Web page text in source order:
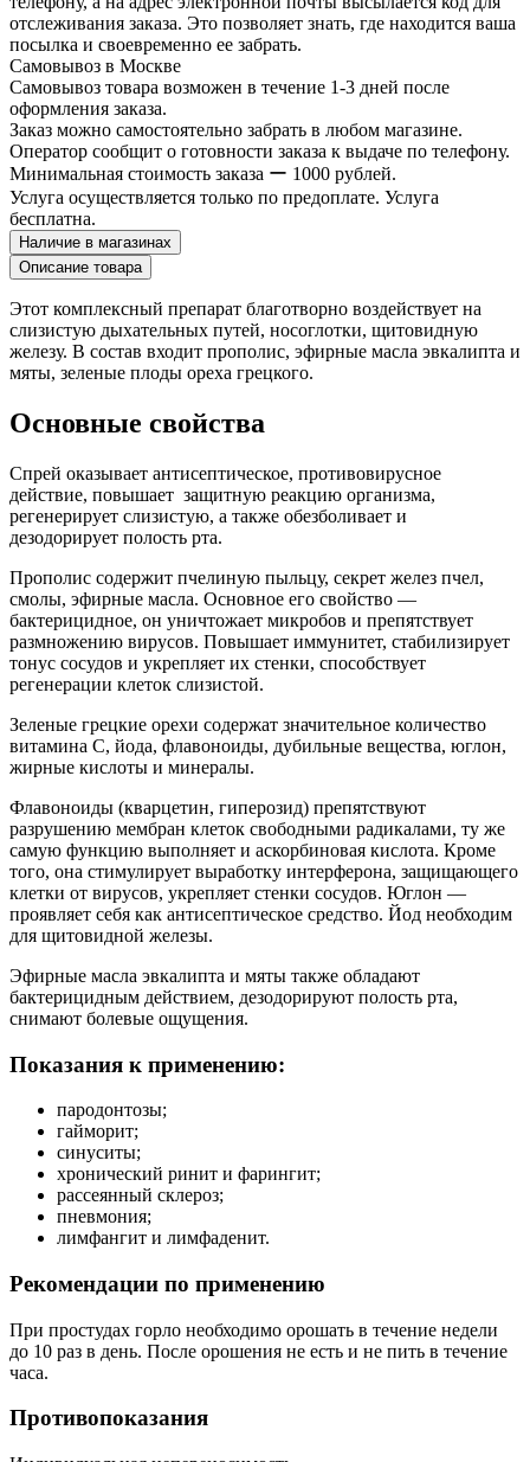
отслеживания заказа. Это позволяет знать, где находится ваша
посылка и своевременно ее забрать.
Самовывоз в Москве
Самовывоз товара возможен в течение 1-3 дней после
оформления заказа.
Заказ можно самостоятельно забрать в любом магазине.
Оператор сообщит о готовности заказа к выдаче по телефону.
Минимальная стоимость заказа ー 1000 рублей.
Услуга осуществляется только по предоплате. Услуга
бесплатна.
Наличие в магазинах
Описание товара
Этот комплексный препарат благотворно воздействует на
слизистую дыхательных путей, носоглотки, щитовидную
железу. В состав входит прополис, эфирные масла эвкалипта и
мяты, зеленые плоды ореха грецкого.
Основные свойства
Спрей оказывает антисептическое, противовирусное
действие, повышает защитную реакцию организма,
регенерирует слизистую, а также обезболивает и
дезодорирует полость рта.
Прополис содержит пчелиную пыльцу, секрет желез пчел,
смолы, эфирные масла. Основное его свойство —
бактерицидное, он уничтожает микробов и препятствует
размножению вирусов. Повышает иммунитет, стабилизирует
тонус сосудов и укрепляет их стенки, способствует
регенерации клеток слизистой.
Зеленые грецкие орехи содержат значительное количество
витамина С, йода, флавоноиды, дубильные вещества, юглон,
жирные кислоты и минералы.
Флавоноиды (кварцетин, гиперозид) препятствуют
разрушению мембран клеток свободными радикалами, ту же
самую функцию выполняет и аскорбиновая кислота. Кроме
того, она стимулирует выработку интерферона, защищающего
клетки от вирусов, укрепляет стенки сосудов. Юглон —
проявляет себя как антисептическое средство. Йод необходим
для щитовидной железы.
Эфирные масла эвкалипта и мяты также обладают
бактерицидным действием, дезодорируют полость рта,
снимают болевые ощущения.
Показания к применению:
пародонтозы;
гайморит;
синуситы;
хронический ринит и фарингит;
рассеянный склероз;
пневмония;
лимфангит и лимфаденит.
Рекомендации по применению
При простудах горло необходимо орошать в течение недели
до 10 раз в день. После орошения не есть и не пить в течение
часа.
Противопоказания